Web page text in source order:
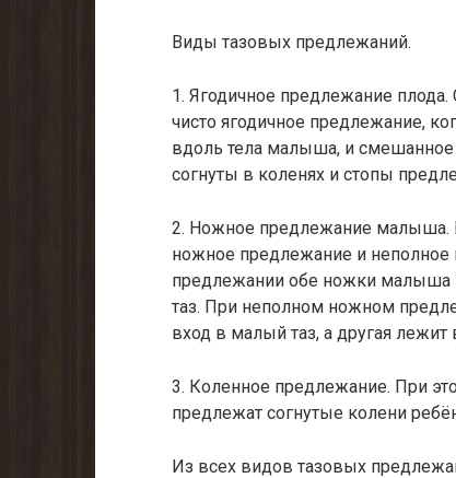
Виды тазовых предлежаний.
1. Ягодичное предлежание
чисто ягодичное предлежание,
вдоль тела малыша, и
согнуты в коленях и стопы
2. Ножное предлежание малыша.
ножное предлежание и
предлежании обе ножки малыша
таз. При неполном ножном
вход в малый таз, а другая
3. Коленное предлежание. При
предлежат согнутые колени
Из всех видов тазовых